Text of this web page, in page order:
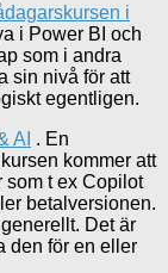
i
i Power BI och
som i andra
sin nivå för att
egentligen.
AI . En
kommer att
som t ex Copilot
betalversionen.
Det är
den för en eller